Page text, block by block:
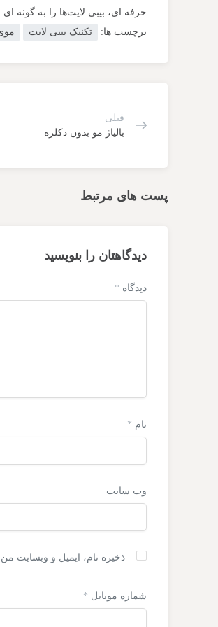
حرفه‌ ای، بیبی لایت‌ها را به گونه‌
برچسب ها:
تکنیک بیبی لایت
قبلی
بالیاژ مو بدون دکلره
پست های مرتبط
دیدگاهتان را بنویسید
دیدگاه *
نام *
وب‌ سایت
ذخیره نام، ایمیل و وبسایت
شماره موبایل *